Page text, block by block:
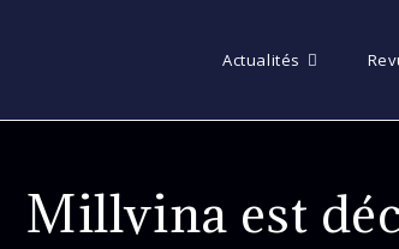
Actualités
Millvina est